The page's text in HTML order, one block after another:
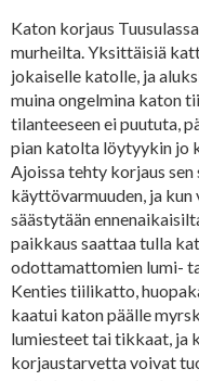
Katon korjaus
murheilta. Yksittäisiä
jokaiselle katolle, ja
muina ongelmina katon
tilanteeseen ei puututa,
pian katolta löytyykin jo
Ajoissa tehty korjaus
käyttövarmuuden, ja
säästytään
paikkaus saattaa tulla
odottamattomien lumi-
Kenties tiilikatto,
kaatui katon päälle
lumiesteet tai tikkaat, ja
korjaustarvetta voivat